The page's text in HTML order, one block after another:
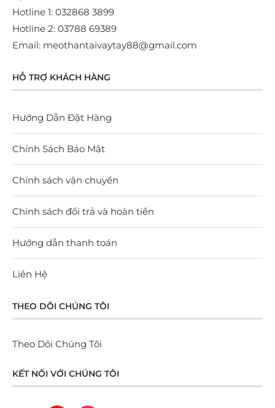
Hotline 1: 032868 3899
Hotline 2: 03788 69389
Email: meothantaivaytay88@gmail.com
HỖ TRỢ KHÁCH HÀNG
Hướng Dẫn Đặt Hàng
Chính Sách Bảo Mật
Chính sách vận chuyển
Chính sách đổi trả và hoàn tiền
Hướng dẫn thanh toán
Liên Hệ
THEO DÕI CHÚNG TÔI
Theo Dõi Chúng Tôi
KẾT NỐI VỚI CHÚNG TÔI